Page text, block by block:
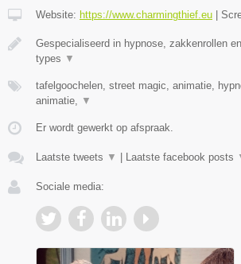
Website: https://www.charmingthief.eu |
Gespecialiseerd in hypnose, zakkenrollen
types ▼
tafelgoochelen, street magic, animatie,
animatie,
▼
Er wordt gewerkt op afspraak.
Laatste tweets ▼ | Laatste facebook posts
Sociale media: